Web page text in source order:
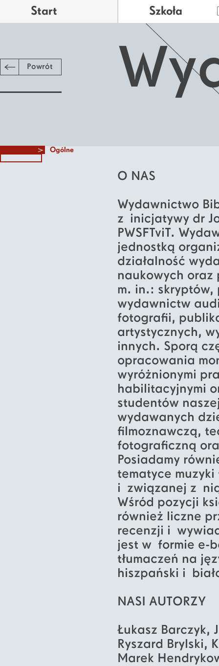
Start Szkoła
Powrót
O NAS
Wydawnictwo
z inicjatywy dr
PWSFTviT.
jednostką
działalność
naukowych
m. in.: skryptów,
wydawnictw
fotografii,
artystycznych,
innych. Sporą
opracowania
wyróżnionymi
habilitacyjnymi
studentów
wydawanych
filmoznawczą,
fotograficzną
Posiadamy
tematyce
i związanej z
Wśród pozycji
również liczne
recenzji i
jest w formie e-
tłumaczeń na
hiszpański i
NASI AUTORZY
Łukasz Barczyk,
Ryszard Brylski,
Marek
Ogólne